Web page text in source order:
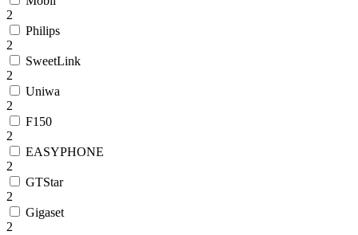
2
Philips
2
SweetLink
2
Uniwa
2
F150
2
EASYPHONE
2
GTStar
2
Gigaset
2